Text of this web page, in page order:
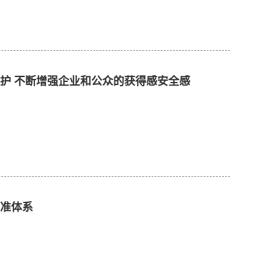
不断增强企业和公众的获得感安全感
体系